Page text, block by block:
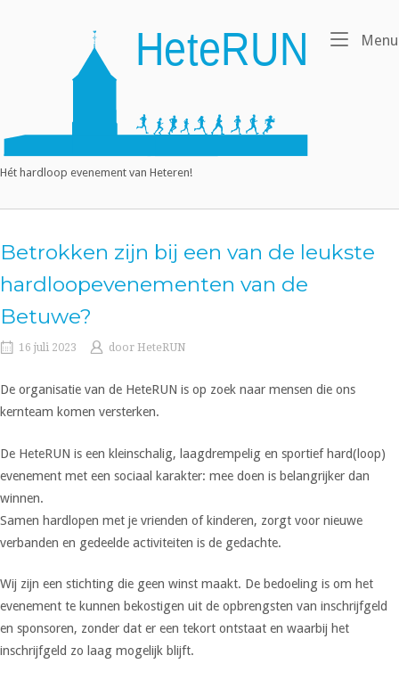
Hét hardloop evenement van Heteren!
Menu
Betrokken zijn bij een van de leukste
hardloopevenementen van de
Betuwe?
16 juli 2023 door HeteRUN
De organisatie van de HeteRUN is op zoek naar mensen die ons
kernteam komen versterken.
De HeteRUN is een kleinschalig, laagdrempelig en sportief hard(loop)
evenement met een sociaal karakter: mee doen is belangrijker dan
winnen.
Samen hardlopen met je vrienden of kinderen, zorgt voor nieuwe
verbanden en gedeelde activiteiten is de gedachte.
Wij zijn een stichting die geen winst maakt. De bedoeling is om het
evenement te kunnen bekostigen uit de opbrengsten van inschrijfgeld
en sponsoren, zonder dat er een tekort ontstaat en waarbij het
inschrijfgeld zo laag mogelijk blijft.